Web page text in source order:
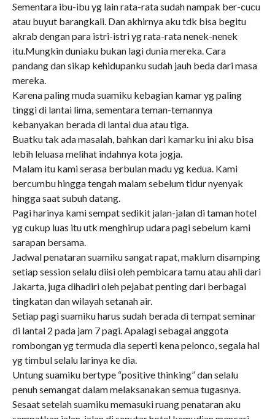
Sementara ibu-ibu yg lain rata-rata sudah nampak ber-cucu
atau buyut barangkali. Dan akhirnya aku tdk bisa begitu
akrab dengan para istri-istri yg rata-rata nenek-nenek
itu.Mungkin duniaku bukan lagi dunia mereka. Cara
pandang dan sikap kehidupanku sudah jauh beda dari masa
mereka.
Karena paling muda suamiku kebagian kamar yg paling
tinggi di lantai lima, sementara teman-temannya
kebanyakan berada di lantai dua atau tiga.
Buatku tak ada masalah, bahkan dari kamarku ini aku bisa
lebih leluasa melihat indahnya kota jogja.
Malam itu kami serasa berbulan madu yg kedua. Kami
bercumbu hingga tengah malam sebelum tidur nyenyak
hingga saat subuh datang.
Pagi harinya kami sempat sedikit jalan-jalan di taman hotel
yg cukup luas itu utk menghirup udara pagi sebelum kami
sarapan bersama.
Jadwal penataran suamiku sangat rapat, maklum disamping
setiap session selalu diisi oleh pembicara tamu atau ahli dari
Jakarta, juga dihadiri oleh pejabat penting dari berbagai
tingkatan dan wilayah setanah air.
Setiap pagi suamiku harus sudah berada di tempat seminar
di lantai 2 pada jam 7 pagi. Apalagi sebagai anggota
rombongan yg termuda dia seperti kena pelonco, segala hal
yg timbul selalu larinya ke dia.
Untung suamiku bertype “positive thinking” dan selalu
penuh semangat dalam melaksanakan semua tugasnya.
Sesaat setelah suamiku memasuki ruang penataran aku